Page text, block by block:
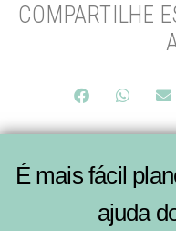
COMPARTILHE
É mais fácil
ajuda